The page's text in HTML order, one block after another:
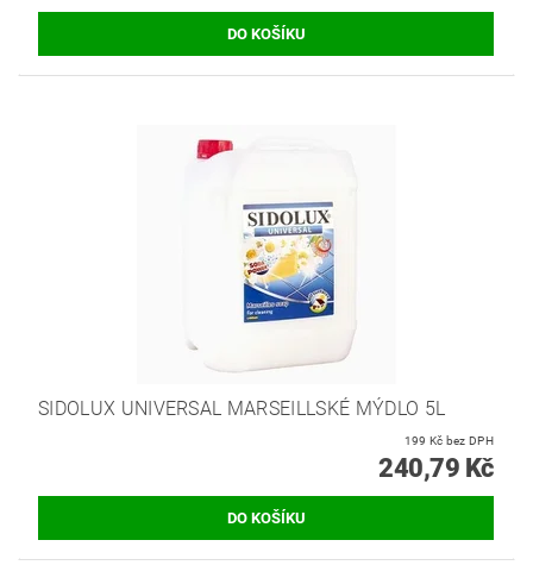
SIDOLUX UNIVERSAL MARSEILLSKÉ MÝDLO 5L
199 Kč bez DPH
240,79 Kč